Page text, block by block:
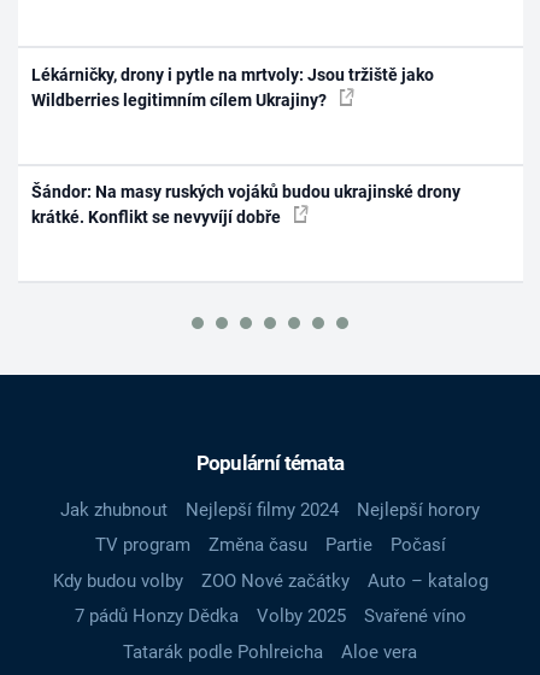
Lékárničky, drony i pytle na mrtvoly: Jsou tržiště jako
Wildberries legitimním cílem Ukrajiny?
Šándor: Na masy ruských vojáků budou ukrajinské drony
krátké. Konflikt se nevyvíjí dobře
Populární témata
Jak zhubnout Nejlepší filmy 2024
Nejlepší horory
TV program
Změna času Partie
Počasí
Kdy budou volby
ZOO Nové začátky
Auto – katalog
7 pádů Honzy Dědka
Volby 2025
Svařené víno
Tatarák podle Pohlreicha
Aloe vera